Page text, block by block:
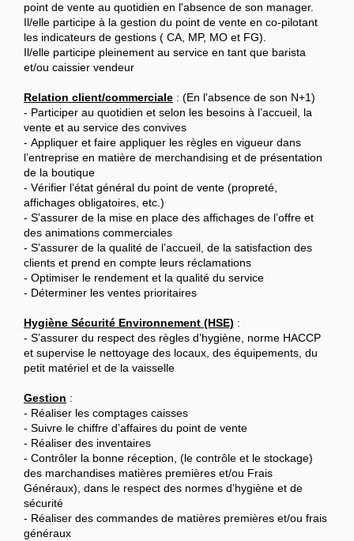
point de vente au quotidien en l'absence de son manager.
Il/elle participe à la gestion du point de vente en co-pilotant
les indicateurs de gestions ( CA, MP, MO et FG).
Il/elle participe pleinement au service en tant que barista
et/ou caissier vendeur
Relation client/commerciale : (En l'absence de son N+1)
- Participer au quotidien et selon les besoins à l’accueil, la
vente et au service des convives
- Appliquer et faire appliquer les règles en vigueur dans
l’entreprise en matière de merchandising et de présentation
de la boutique
- Vérifier l’état général du point de vente (propreté,
affichages obligatoires, etc.)
- S’assurer de la mise en place des affichages de l’offre et
des animations commerciales
- S’assurer de la qualité de l’accueil, de la satisfaction des
clients et prend en compte leurs réclamations
- Optimiser le rendement et la qualité du service
- Déterminer les ventes prioritaires
Hygiène Sécurité Environnement (HSE) :
- S’assurer du respect des règles d’hygiène, norme HACCP
et supervise le nettoyage des locaux, des équipements, du
petit matériel et de la vaisselle
Gestion :
- Réaliser les comptages caisses
- Suivre le chiffre d’affaires du point de vente
- Réaliser des inventaires
- Contrôler la bonne réception, (le contrôle et le stockage)
des marchandises matières premières et/ou Frais
Généraux), dans le respect des normes d’hygiène et de
sécurité
- Réaliser des commandes de matières premières et/ou frais
généraux